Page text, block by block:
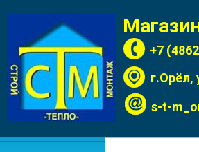
+7
г.Орёл,
s-t-